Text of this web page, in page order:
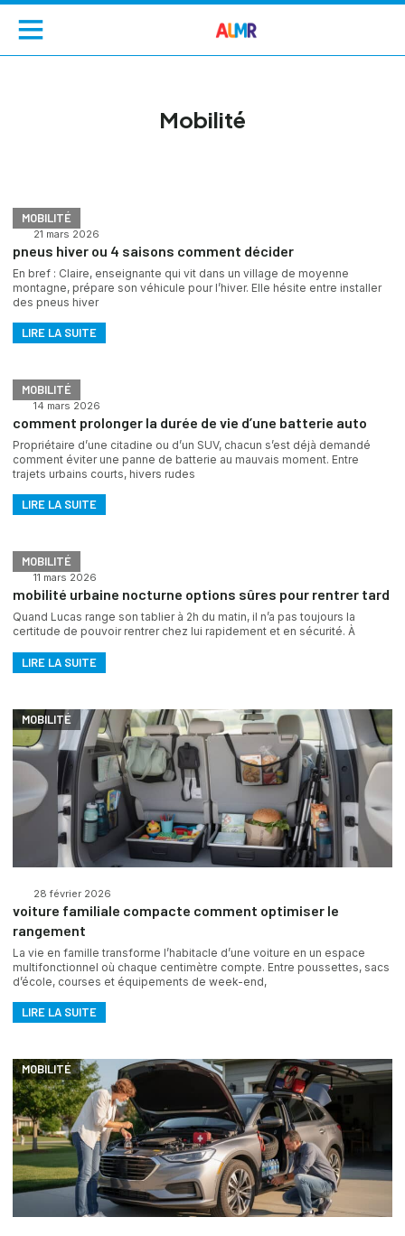
Mobilité
MOBILITÉ
21 mars 2026
pneus hiver ou 4 saisons comment décider
En bref : Claire, enseignante qui vit dans un village de moyenne
montagne, prépare son véhicule pour l’hiver. Elle hésite entre installer
des pneus hiver
LIRE LA SUITE
MOBILITÉ
14 mars 2026
comment prolonger la durée de vie d’une batterie auto
Propriétaire d’une citadine ou d’un SUV, chacun s’est déjà demandé
comment éviter une panne de batterie au mauvais moment. Entre
trajets urbains courts, hivers rudes
LIRE LA SUITE
MOBILITÉ
11 mars 2026
mobilité urbaine nocturne options sûres pour rentrer tard
Quand Lucas range son tablier à 2h du matin, il n’a pas toujours la
certitude de pouvoir rentrer chez lui rapidement et en sécurité. À
LIRE LA SUITE
MOBILITÉ
28 février 2026
voiture familiale compacte comment optimiser le
rangement
La vie en famille transforme l’habitacle d’une voiture en un espace
multifonctionnel où chaque centimètre compte. Entre poussettes, sacs
d’école, courses et équipements de week-end,
LIRE LA SUITE
MOBILITÉ